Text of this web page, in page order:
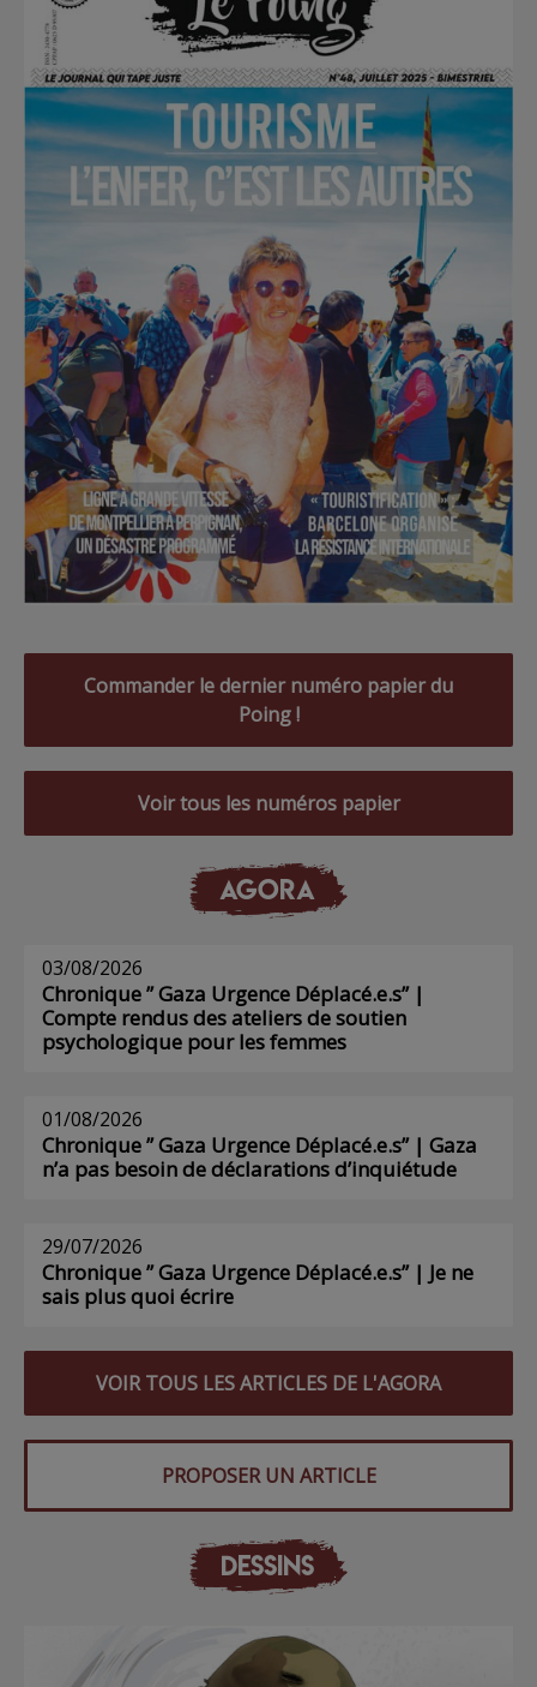
Commander le dernier numéro papier du
Poing !
Voir tous les numéros papier
AGORA
03/08/2026
Chronique ” Gaza Urgence Déplacé.e.s” |
Compte rendus des ateliers de soutien
psychologique pour les femmes
01/08/2026
Chronique ” Gaza Urgence Déplacé.e.s” | Gaza
n’a pas besoin de déclarations d’inquiétude
29/07/2026
Chronique ” Gaza Urgence Déplacé.e.s” | Je ne
sais plus quoi écrire
VOIR TOUS LES ARTICLES DE L'AGORA
PROPOSER UN ARTICLE
DESSINS